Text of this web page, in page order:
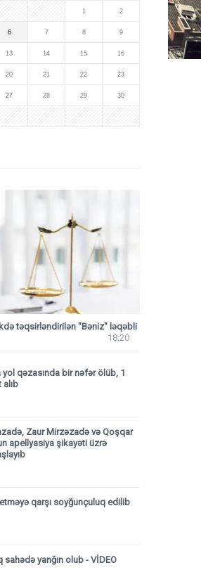
1 2
6 7 8 9
13 14 15 16
20 21 22 23
27 28 29 30
təqsirləndirilən "Bəniz" ləqəbli
18:20
yol qəzasında bir nəfər ölüb, 1
alıb
Zaur Mirzəzadə və Qoşqar
apellyasiya şikayəti üzrə
qarşı soyğunçuluq edilib
sahədə yanğın olub - VİDEO